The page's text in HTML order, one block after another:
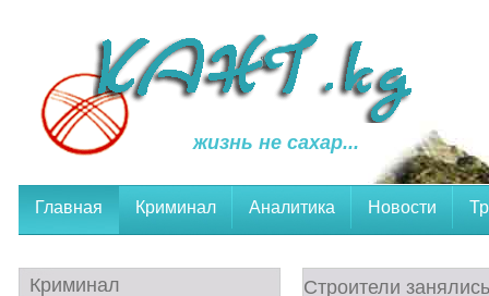
жизнь не сахар...
Главная Криминал Аналитика Новости
Строители
Криминал